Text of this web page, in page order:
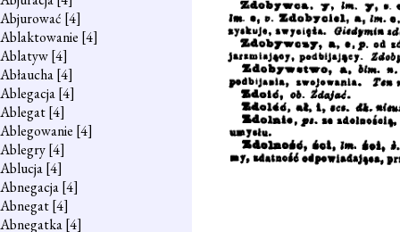
Abjurować [4]
Ablaktowanie [4]
Ablatyw[4]
Abłaucha[4]
Ablegacja[4]
Ablegat[4]
Ablegowanie [4]
Ablegry[4]
Ablucja[4]
Abnegacja[4]
Abnegat[4]
Abnegatka[4]